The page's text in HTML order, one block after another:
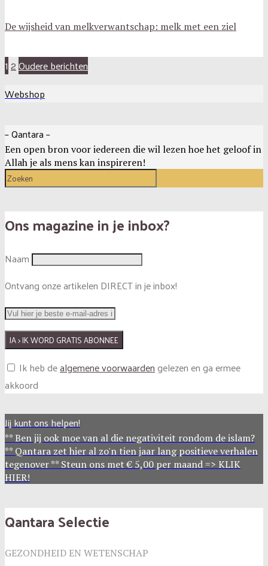
De wijsheid van melkverwantschap: melk met een ziel
1 2 Oudere berichten
Webshop
– Qantara –
Een open bron voor iedereen die wil lezen hoe het geloof in
Allah je als mens kan inspireren!
Ons magazine in je inbox?
Naam
Ontvang onze artikelen DIRECT in je inbox!
Ik heb dealgemene voorwaarden gelezen en ga ermee
akkoord
Jij kunt ons helpen!
** Ben jij ook moe van al die negativiteit rondom de islam?
** Qantara zet hier al zo'n tien jaar lang positieve verhalen
tegenover ** Steun ons met € 5,00 per maand => KLIK
HIER!
Qantara Selectie
GEZONDHEID EN WETENSCHAP